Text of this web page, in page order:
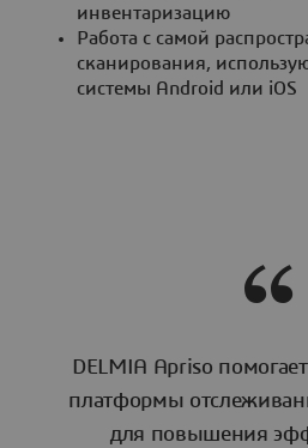
инвентаризацию
Работа с самой
сканирования,
системы Android или iOS
DELMIA Apriso
платформы
для повышения